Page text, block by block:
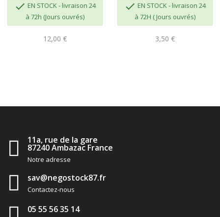
 EN STOCK - livraison 24
à 72h (Jours ouvrés)
12,00 €
 EN STOCK - livraison 24
à 72H ( Jours ouvrés)
3,50 €
11a, rue de la gare
87240 Ambazac France
Notre adresse
sav@negostock87.fr
Contactez-nous
05 55 56 35 14